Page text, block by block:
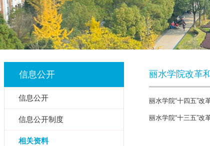
信息公开
信息公开
信息公开制度
相关资料
丽水学院改革
丽水学院“十四五”改
丽水学院“十三五”改